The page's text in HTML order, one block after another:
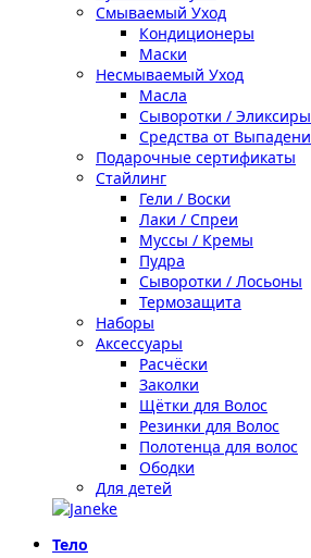
Смываемый Уход
Кондиционеры
Маски
Несмываемый Уход
Масла
Сыворотки / Эликсиры
Средства от
Подарочные сертификаты
Стайлинг
Гели / Воски
Лаки / Спреи
Муссы / Кремы
Пудра
Сыворотки / Лосьоны
Термозащита
Наборы
Аксессуары
Расчёски
Заколки
Щётки для Волос
Резинки для Волос
Полотенца для волос
Ободки
Для детей
Тело